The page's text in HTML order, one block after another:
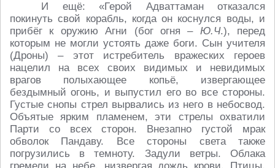
И ещё: «Герой Адваттаман отказался
покинуть свой корабль, когда он коснулся воды, и
прибёг к оружию Агни (бог огня – Ю.Ч.), перед
которым не могли устоять даже боги. Сын учителя
(Дроны) – этот истребитель вражеских героев
нацелил на всех своих видимых и невидимых
врагов полыхающее копьё, извергающее
бездымный огонь, и выпустил его во все стороны.
Густые снопы стрел вырвались из него в небосвод.
Объятые ярким пламенем, эти стрелы охватили
Парти со всех сторон. Внезапно густой мрак
обволок Пандаву. Все стороны света также
погрузились в темноту. Задули ветры. Облака